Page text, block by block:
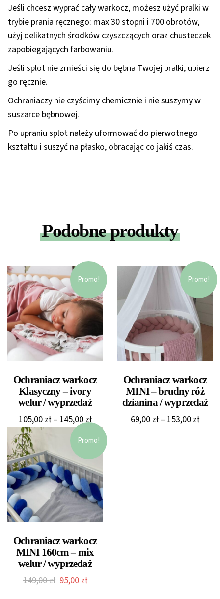
Jeśli chcesz wyprać cały warkocz, możesz użyć pralki w
trybie prania ręcznego: max 30 stopni i 700 obrotów,
użyj delikatnych środków czyszczących oraz chusteczek
zapobiegających farbowaniu.
Jeśli splot nie zmieści się do bębna Twojej pralki, upierz
go ręcznie.
Ochraniaczy nie czyścimy chemicznie i nie suszymy w
suszarce bębnowej.
Po upraniu splot należy uformować do pierwotnego
kształtu i suszyć na płasko, obracając co jakiś czas.
Podobne produkty
Promo!
Ochraniacz warkocz
Klasyczny – ivory
welur / wyprzedaż
105,00 zł – 145,00złZakres
cen:
od
105,00 zł
do
145,00 zł
Promo!
Ochraniacz warkocz
MINI – brudny róż
dzianina / wyprzedaż
69,00 zł – 153,00 zł
Promo!
Ochraniacz warkocz
MINI 160cm – mix
welur / wyprzedaż
149,00zł Pierwotna
95,00 złAktualna